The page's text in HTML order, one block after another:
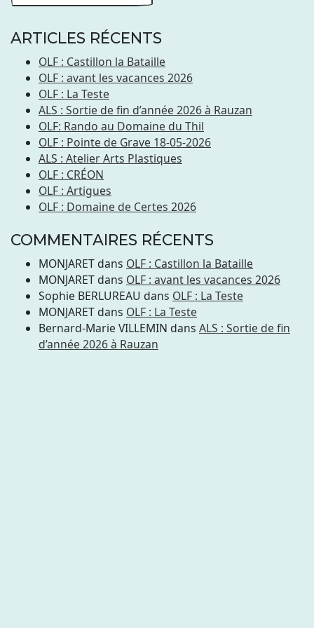
ARTICLES RÉCENTS
OLF : Castillon la Bataille
OLF : avant les vacances 2026
OLF : La Teste
ALS : Sortie de fin d’année 2026 à Rauzan
OLF: Rando au Domaine du Thil
OLF : Pointe de Grave 18-05-2026
ALS : Atelier Arts Plastiques
OLF : CRÉON
OLF : Artigues
OLF : Domaine de Certes 2026
COMMENTAIRES RÉCENTS
MONJARETdans OLF : Castillon la Bataille
MONJARETdans OLF : avant les vacances 2026
Sophie BERLUREAU dans OLF : La Teste
MONJARETdans OLF : La Teste
Bernard-Marie VILLEMIN dans ALS : Sortie de fin
d’année 2026 à Rauzan